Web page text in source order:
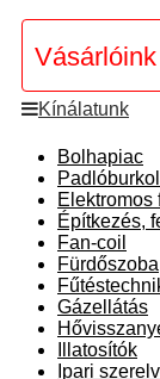
Kínálatunk
Bolhapiac
Elektromos
Építkezés,
Fan-coil
Fürdőszoba
Gázellátás
Illatosítók
Ipari